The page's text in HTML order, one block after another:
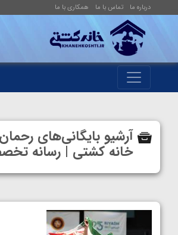
درباره ما تماس با ما همکاری با ما
آرشیو بایگانی‌های
خانه کشتی | رسانه